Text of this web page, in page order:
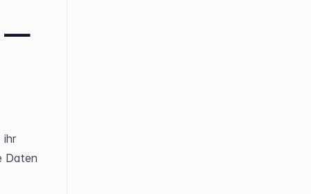
—
ihr
Daten